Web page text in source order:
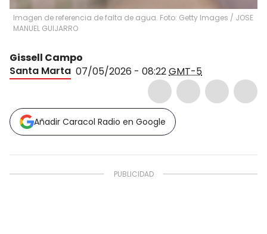
Imagen de referencia de falta de agua. Foto: Getty Images / JOSE
MANUEL GUIJARRO
Gissell Campo
Santa Marta 07/05/2026 - 08:22GMT-5
Añadir Caracol Radio en Google